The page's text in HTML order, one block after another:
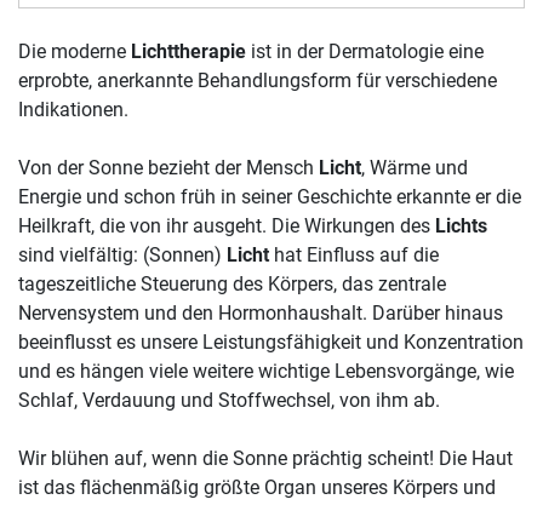
Die moderne Lichttherapie ist in der Dermatologie eine
erprobte, anerkannte Behandlungsform für verschiedene
Indikationen.
Von der Sonne bezieht der Mensch Licht, Wärme und
Energie und schon früh in seiner Geschichte erkannte er die
Heilkraft, die von ihr ausgeht. Die Wirkungen des Lichts
sind vielfältig: (Sonnen) Licht hat Einfluss auf die
tageszeitliche Steuerung des Körpers, das zentrale
Nervensystem und den Hormonhaushalt. Darüber hinaus
beeinflusst es unsere Leistungsfähigkeit und Konzentration
und es hängen viele weitere wichtige Lebensvorgänge, wie
Schlaf, Verdauung und Stoffwechsel, von ihm ab.
Wir blühen auf, wenn die Sonne prächtig scheint! Die Haut
ist das flächenmäßig größte Organ unseres Körpers und